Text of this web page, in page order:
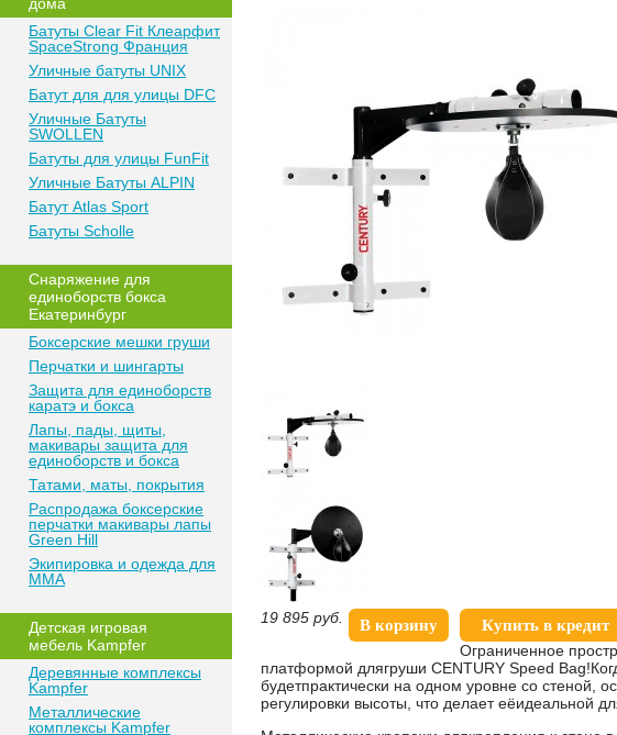
Батуты Clear Fit Клеарфит
SpaceStrong Франция
Уличные батуты UNIX
Батут для для улицы DFC
Уличные Батуты
SWOLLEN
Батуты для улицы FunFit
Уличные Батуты ALPIN
Батут Atlas Sport
Батуты Scholle
Снаряжение для
единоборств бокса
Екатеринбург
Боксерские мешки груши
Перчатки и шингарты
Защита для единоборств
каратэ и бокса
Лапы, пады, щиты,
макивары защита для
единоборств и бокса
Татами, маты, покрытия
Распродажа боксерские
перчатки макивары лапы
Green Hill
Экипировка и одежда для
MMA
Детская игровая
мебель Kampfer
Деревянные комплексы
Kampfer
Металлические
комплексы Kampfer
19 895 руб. В корзину
Купить в кредит
Ограниченное
платформой длягруши CENTURY Speed
будетпрактически на одном уровне со стеной,
регулировки высоты, что делает еёидеальной